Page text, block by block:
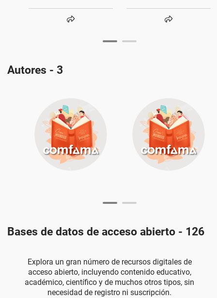
Autores - 3
Bases de datos de acceso abierto - 126
Explora un gran número de recursos digitales de
acceso abierto, incluyendo contenido educativo,
académico, científico y de muchos otros tipos, sin
necesidad de registro ni suscripción.